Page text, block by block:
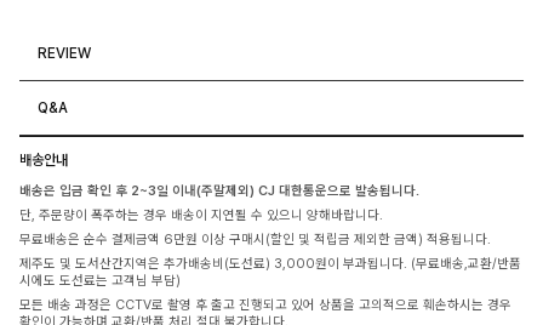
REVIEW
Q&A
배송안내
배송은 입금 확인 후 2~3일 이내(주말제외) CJ 대한통운으로 발송됩니다.
단, 주문량이 폭주하는 경우 배송이 지연될 수 있으니 양해바랍니다.
무료배송은 순수 결제금액 6만원 이상 구매시(할인 및 적립금 제외한 금액) 적용됩니다.
제주도 및 도서산간지역은 추가배송비(도선료) 3,000원이 부과됩니다. (무료배송,교환/반품
시에도 도선료는 고객님 부담)
모든 배송 과정은 CCTV로 촬영 후 출고 진행되고 있어 상품을 고의적으로 훼손하시는 경우